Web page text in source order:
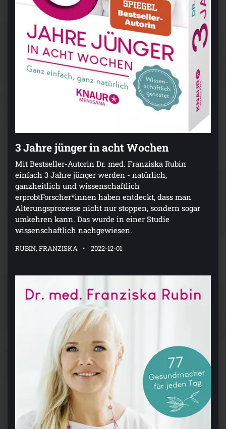
3 Jahre jünger in acht Wochen
Mit Bestseller-Autorin Dr. med. Franziska Rubin
einfach 3 Jahre jünger werden - natürlich,
ganzheitlich und wissenschaftlich
erprobtForscher*innen haben entdeckt, dass man
Alterungsprozesse nicht nur stoppen, sondern sogar
umkehren kann. Das wurde in einer Studie
wissenschaftlich nachgewiesen.
RUBIN, FRANZISKA 2022-12-01